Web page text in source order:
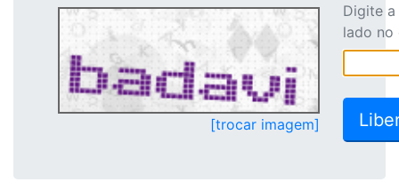
[trocar imagem]
Digite
lado no